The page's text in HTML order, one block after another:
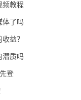
频教程
体了吗
益？
潜质吗
登